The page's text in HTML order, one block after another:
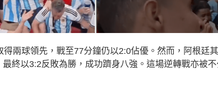
兩球領先，戰至77分鐘仍以2:0佔優。然而，阿根廷
終以3:2反敗為勝，成功躋身八強。這場逆轉戰亦被